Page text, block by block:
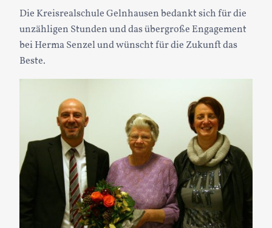
Die Kreisrealschule Gelnhausen bedankt sich für die
unzähligen Stunden und das übergroße Engagement
bei Herma Senzel und wünscht für die Zukunft das
Beste.